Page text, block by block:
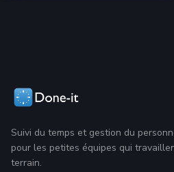
Suivi du temps et gestion du
pour les petites équipes qui
terrain.